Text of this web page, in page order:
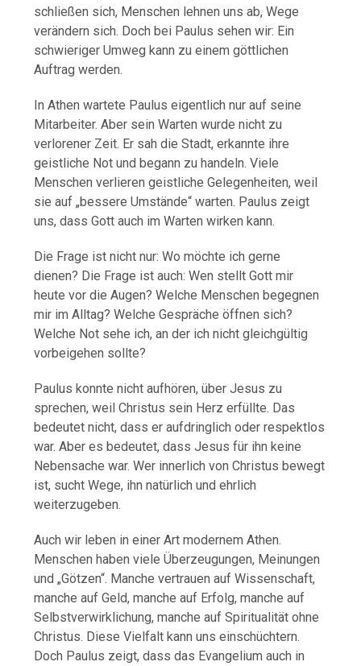
schließen sich, Menschen lehnen uns ab, Wege
verändern sich. Doch bei Paulus sehen wir: Ein
schwieriger Umweg kann zu einem göttlichen
Auftrag werden.
In Athen wartete Paulus eigentlich nur auf seine
Mitarbeiter. Aber sein Warten wurde nicht zu
verlorener Zeit. Er sah die Stadt, erkannte ihre
geistliche Not und begann zu handeln. Viele
Menschen verlieren geistliche Gelegenheiten, weil
sie auf „bessere Umstände“ warten. Paulus zeigt
uns, dass Gott auch im Warten wirken kann.
Die Frage ist nicht nur: Wo möchte ich gerne
dienen? Die Frage ist auch: Wen stellt Gott mir
heute vor die Augen? Welche Menschen begegnen
mir im Alltag? Welche Gespräche öffnen sich?
Welche Not sehe ich, an der ich nicht gleichgültig
vorbeigehen sollte?
Paulus konnte nicht aufhören, über Jesus zu
sprechen, weil Christus sein Herz erfüllte. Das
bedeutet nicht, dass er aufdringlich oder respektlos
war. Aber es bedeutet, dass Jesus für ihn keine
Nebensache war. Wer innerlich von Christus bewegt
ist, sucht Wege, ihn natürlich und ehrlich
weiterzugeben.
Auch wir leben in einer Art modernem Athen.
Menschen haben viele Überzeugungen, Meinungen
und „Götzen“. Manche vertrauen auf Wissenschaft,
manche auf Geld, manche auf Erfolg, manche auf
Selbstverwirklichung, manche auf Spiritualität ohne
Christus. Diese Vielfalt kann uns einschüchtern.
Doch Paulus zeigt, dass das Evangelium auch in